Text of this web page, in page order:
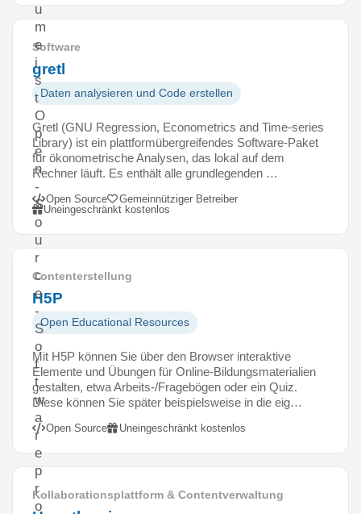
u
m
e
i
s
t
O
p
e
n
-
S
o
u
r
c
e
-
S
o
f
t
w
a
r
e
p
r
o
Software
gretl
Daten analysieren und Code erstellen
Gretl (GNU Regression, Econometrics and Time-series
Library) ist ein plattformübergreifendes Software-Paket
für ökonometrische Analysen, das lokal auf dem
Rechner läuft. Es enthält alle grundlegenden …
Open Source
Gemeinnütziger Betreiber
Uneingeschränkt kostenlos
Contenterstellung
H5P
Open Educational Resources
Mit H5P können Sie über den Browser interaktive
Elemente und Übungen für Online-Bildungsmaterialien
gestalten, etwa Arbeits-/Fragebögen oder ein Quiz.
Diese können Sie später beispielsweise in die eig…
Open Source Uneingeschränkt kostenlos
Kollaborationsplattform & Contentverwaltung